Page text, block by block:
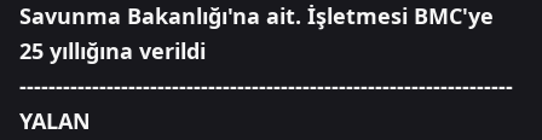
Savunma Bakanlığı'na ait. İşletmesi BMC'ye
25 yıllığına verildi
--------------------------------------------------------------------
YALAN